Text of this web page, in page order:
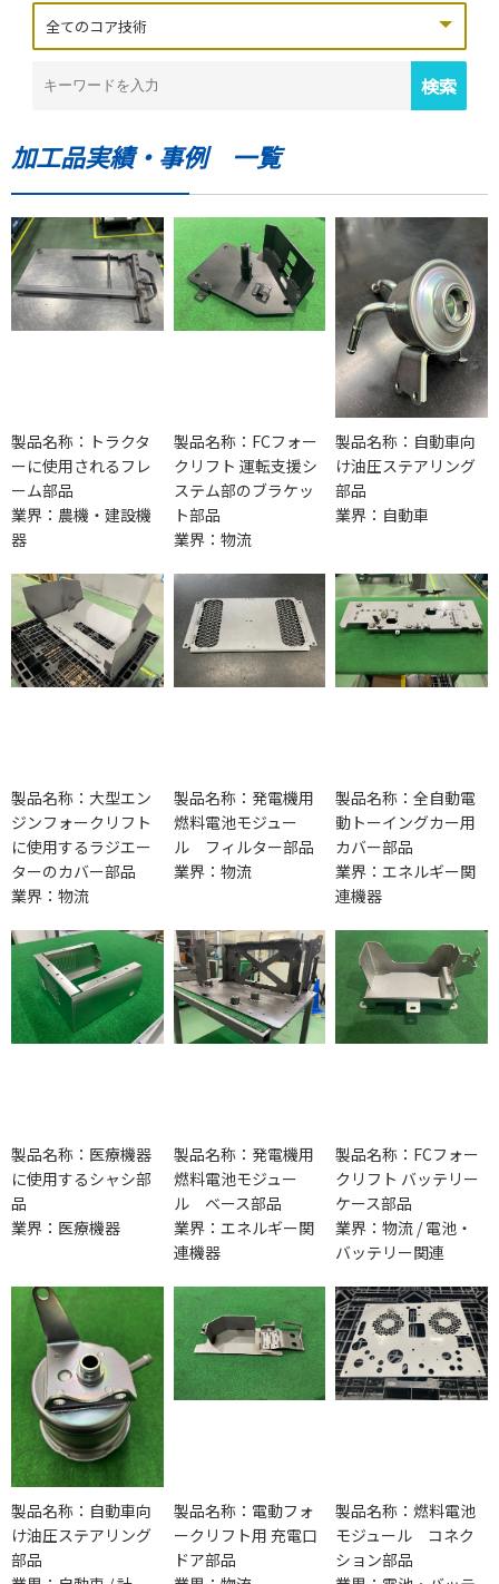
加工品実績・事例 一覧
製品名称：トラクタ
ーに使用されるフレ
ーム部品
業界：農機・建設機
器
製品名称：FCフォー
クリフト 運転支援シ
ステム部のブラケッ
ト部品
業界：物流
製品名称：自動車向
け油圧ステアリング
部品
業界：自動車
製品名称：大型エン
ジンフォークリフト
に使用するラジエー
ターのカバー部品
業界：物流
製品名称：発電機用
燃料電池モジュー
ル フィルター部品
業界：物流
製品名称：全自動電
動トーイングカー用
カバー部品
業界：エネルギー関
連機器
製品名称：医療機器
に使用するシャシ部
品
業界：医療機器
製品名称：発電機用
燃料電池モジュー
ル ベース部品
業界：エネルギー関
連機器
製品名称：FCフォー
クリフト バッテリー
ケース部品
業界：物流 / 電池・
バッテリー関連
製品名称：自動車向
け油圧ステアリング
部品
製品名称：電動フォ
ークリフト用 充電口
ドア部品
製品名称：燃料電池
モジュール コネク
ション部品